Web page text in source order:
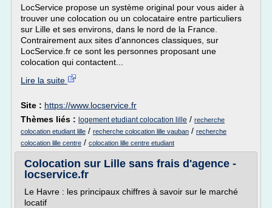
LocService propose un système original pour vous aider à
trouver une colocation ou un colocataire entre particuliers
sur Lille et ses environs, dans le nord de la France.
Contrairement aux sites d'annonces classiques, sur
LocService.fr ce sont les personnes proposant une
colocation qui contactent...
Lire la suite
Site : https://www.locservice.fr
Thèmes liés : logement etudiant colocation lille / recherche
colocation etudiant lille / recherche colocation lille vauban / recherche
colocation lille centre / colocation lille centre etudiant
Colocation sur Lille sans frais d'agence -
locservice.fr
Le Havre : les principaux chiffres à savoir sur le marché
locatif